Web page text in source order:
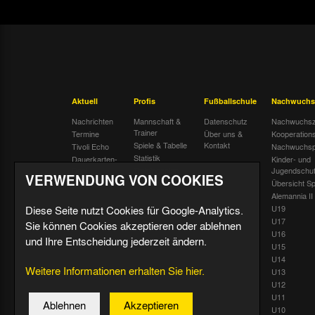
Aktuell
Nachrichten
Termine
Tivoli Echo
Dauerkarten-
Radiostream
Profis
Mannschaft &
Trainer
Spiele & Tabelle
Statistik
Geburtstage
Fußballschule
Datenschutz
Über uns &
Kontakt
Nachwuchs
Kinder- und
Übersicht
Alemannia II
U19
U17
U16
U15
U14
U13
U12
U11
U10
VERWENDUNG VON COOKIES
Diese Seite nutzt Cookies für Google-Analytics.
Sie können Cookies akzeptieren oder ablehnen
und Ihre Entscheidung jederzeit ändern.
Weitere Informationen erhalten Sie hier.
Ablehnen Akzeptieren